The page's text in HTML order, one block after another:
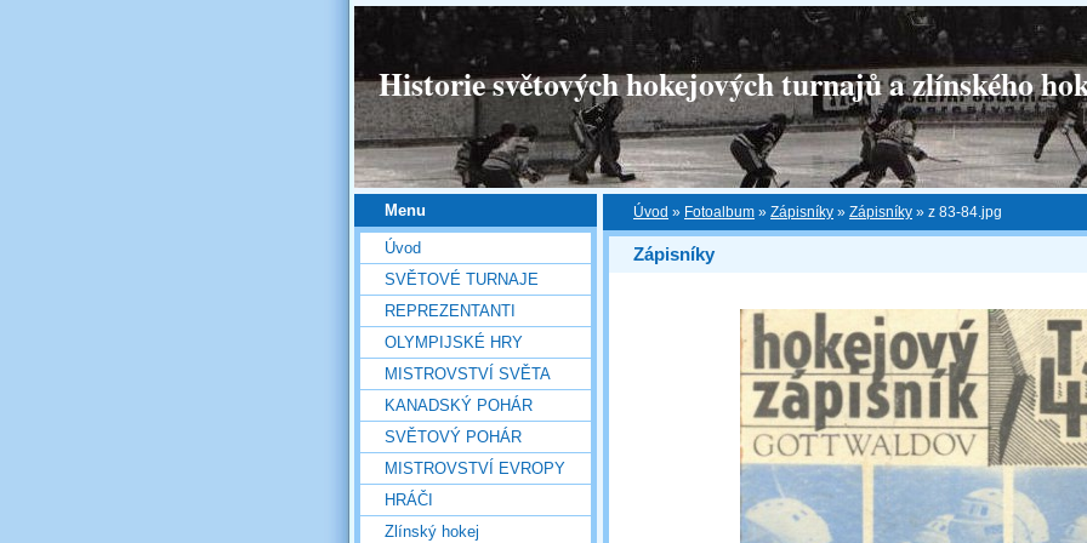
Historie světových hokejových turnajů a zlínského
Úvod » Fotoalbum » Zápisníky » Zápisníky » z 83-84.jpg
Zápisníky
Menu
Úvod
SVĚTOVÉ TURNAJE
REPREZENTANTI
OLYMPIJSKÉ HRY
MISTROVSTVÍ SVĚTA
KANADSKÝ POHÁR
SVĚTOVÝ POHÁR
MISTROVSTVÍ EVROPY
HRÁČI
Zlínský hokej